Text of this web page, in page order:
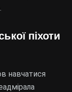
піхоти
навчатися